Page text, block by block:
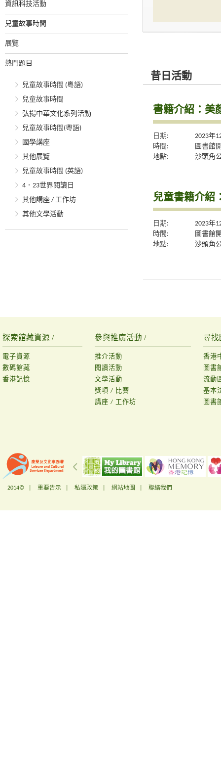
資訊科技活動
兒童故事時間
展覽
熱門題目
兒童故事時間 (粵語)
兒童故事時間
弘揚中華文化系列活動
兒童故事時間(粵語)
國學講座
其他展覽
兒童故事時間 (英語)
4．23世界閱讀日
其他講座 / 工作坊
其他文學活動
昔日活動
書籍介紹：美
日期:
2023年
時間:
圖書館
地點:
沙頭角
兒童書籍介紹
日期:
2023年
時間:
圖書館
地點:
沙頭角
探索館藏資源 /
電子資源
數碼館藏
香港記憶
參與推廣活動 /
推介活動
閱讀活動
文學活動
獎項 / 比賽
講座 / 工作坊
尋找
香港
圖書
流動
基本
圖書
2014© | 重要告示 私隱政策 網站地圖 聯絡我們